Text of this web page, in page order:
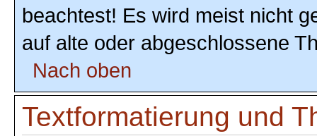
beachtest! Es wird meist nicht
auf alte oder abgeschlossene
Nach oben
Textformatierung und